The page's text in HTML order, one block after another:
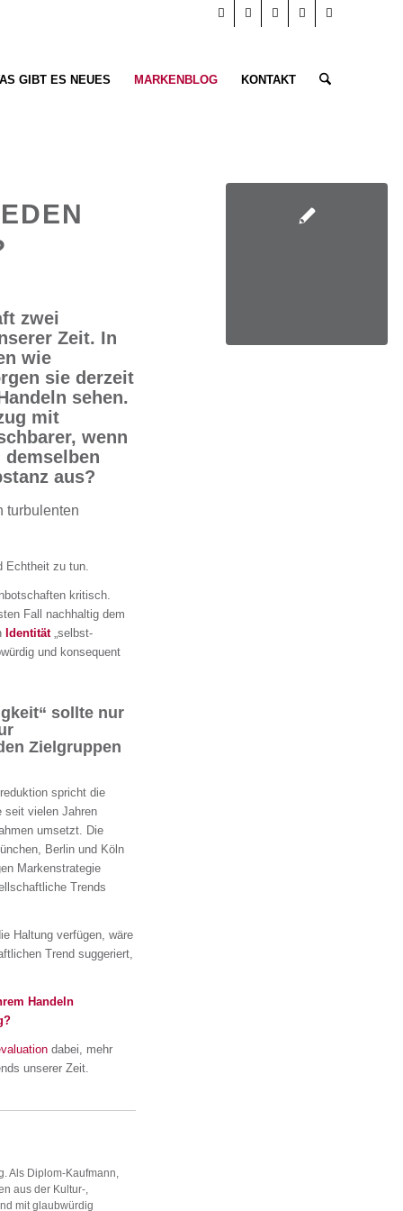
GIBT ES NEUES MARKENBLOG KONTAKT
zwei
Zeit. In
wie
sie derzeit
sehen.
mit
wenn
aus?
turbulenten
Echtheit zu tun.
kritisch.
Fall nachhaltig dem
Identität„selbst-
und konsequent
sollte nur
Zielgruppen
spricht die
seit vielen Jahren
umsetzt. Die
Berlin und Köln
Markenstrategie
Trends
Haltung verfügen, wäre
Trend suggeriert,
Handeln
dabei, mehr
unserer Zeit.
Als Diplom-Kaufmann,
aus der Kultur-,
mit glaubwürdig